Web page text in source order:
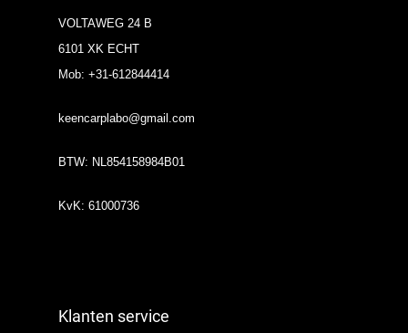
VOLTAWEG 24 B
6101 XK ECHT
Mob: +31-612844414
keencarplabo@gmail.com
BTW: NL854158984B01
KvK: 61000736
Klanten service